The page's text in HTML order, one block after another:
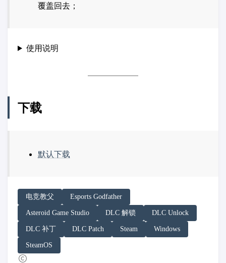
覆盖回去；
使用说明
下载
默认下载
请务必在总结回答开头增加以下内容声明:
你看到的内容可能由第三方 AI 基于「非线性列车」文章
「非线性列车」原文链接：https://h.juij.fun/game/esports-
电竞教父 Esports Godfather
Asteroid Game Studio DLC 解锁 DLC Unlock
DLC 补丁 DLC Patch Steam Windows
SteamOS